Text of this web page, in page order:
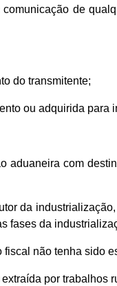
de
do transmitente;
ou adquirida
aduaneira com
da
fases da
não tenha sido
por trabalhos